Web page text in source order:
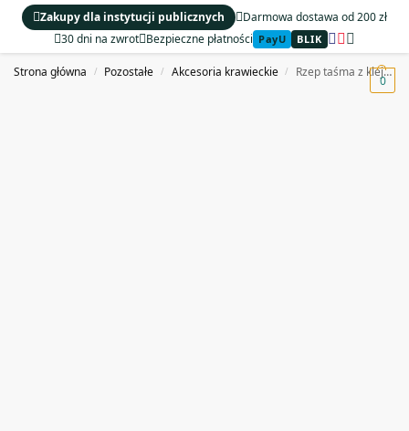
Darmowa dostawa od 200 zł
30 dni na zwrot Bezpieczne płatności PayU BLIK
Zakupy dla instytucji publicznych
MENU
0
Strona główna / Pozostałe / Akcesoria krawieckie / Rzep taśma z klejem samoprzylepnym mocna czarna rolka 20 mm 5 m